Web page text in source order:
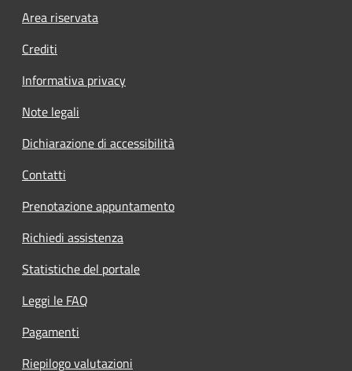
Footer menu
Area riservata
Crediti
Informativa privacy
Note legali
Dichiarazione di accessibilità
Contatti
Prenotazione appuntamento
Richiedi assistenza
Statistiche del portale
Leggi le FAQ
Pagamenti
Riepilogo valutazioni